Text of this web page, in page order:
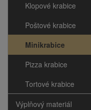
Klopové krabice
Poštové krabice
Minikrabice
Pizza krabice
Tortové krabice
Výplňový materiál